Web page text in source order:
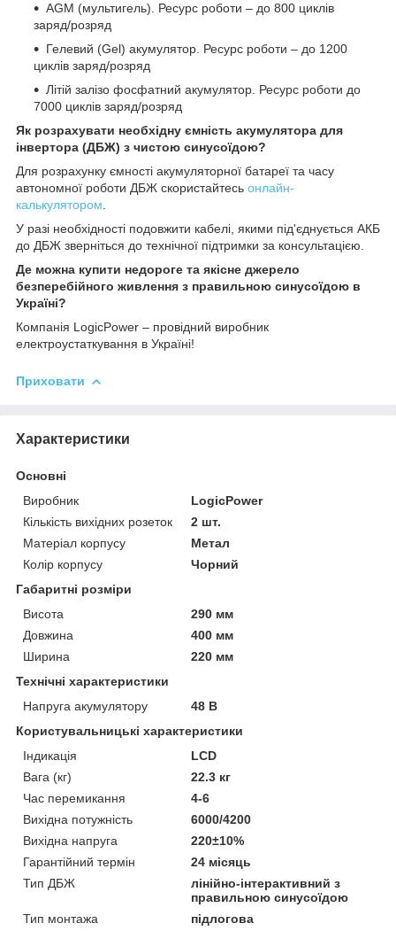
AGM (мультигель). Ресурс роботи – до 800 циклів
заряд/розряд
Гелевий (Gel) акумулятор. Ресурс роботи – до 1200
циклів заряд/розряд
Літій залізо фосфатний акумулятор. Ресурс роботи до
7000 циклів заряд/розряд
Як розрахувати необхідну ємність акумулятора для
інвертора (ДБЖ) з чистою синусоїдою?
Для розрахунку ємності акумуляторної батареї та часу
автономної роботи ДБЖ скористайтесь онлайн-
калькулятором
У разі необхідності подовжити кабелі, якими під'єднується АКБ
до ДБЖ зверніться до технічної підтримки за консультацією.
Де можна купити недороге та якісне джерело
безперебійного живлення з правильною синусоїдою в
Україні?
Компанія LogicPower – провідний виробник
електроустаткування в Україні!
Приховати
Характеристики
Основні
Виробник
LogicPower
Кількість вихідних розеток
2 шт.
Матеріал корпусу
Метал
Колір корпусу
Чорний
Габаритні розміри
Висота
290 мм
Довжина
400 мм
Ширина
220 мм
Технічні характеристики
Напруга акумулятору
48 В
Користувальницькі характеристики
Індикація
LCD
Вага (кг)
22.3 кг
Час перемикання
4-6
Вихідна потужність
6000/4200
Вихідна напруга
220±10%
Гарантійний термін
24 місяць
Тип ДБЖ
лінійно-інтерактивний з
правильною синусоїдою
Тип монтажа
підлогова